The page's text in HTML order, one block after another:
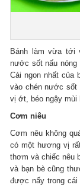
Bánh làm vừa tới
nước sốt nấu nóng
Cái ngon nhất của
vào chén nước sốt
vị ớt, béo ngậy mùi
Cơm niêu
Cơm nêu không
có một hương vị
thơm và chiếc nêu
và bạn bè cũng
được nấy trong cái